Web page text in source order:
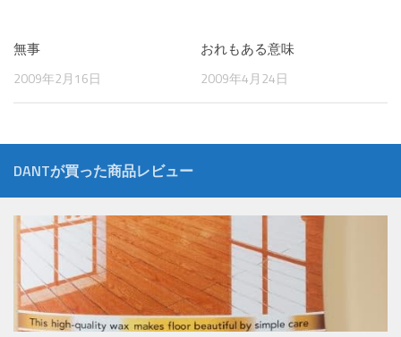
無事
2009年2月16日
おれもある意味
2009年4月24日
DANTが買った商品レビュー